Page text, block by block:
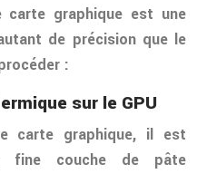
carte graphique est une
de précision que le
:
sur le GPU
carte graphique, il est
fine couche de pâte